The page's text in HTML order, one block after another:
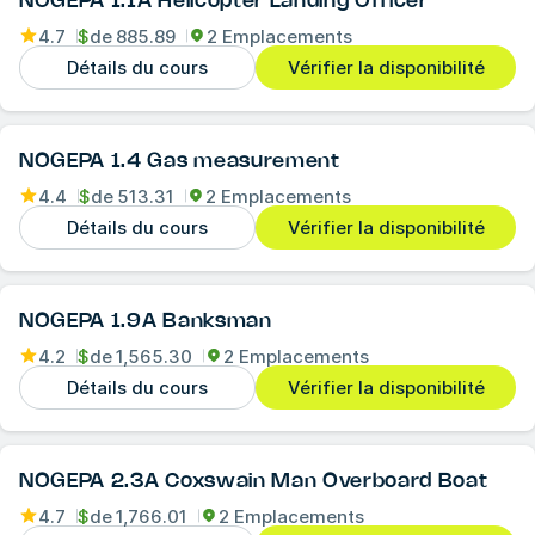
4.7 $de 885.89
2 Emplacements
Détails du cours
Vérifier la disponibilité
NOGEPA 1.4 Gas measurement
4.4 $de 513.31
2 Emplacements
Détails du cours
Vérifier la disponibilité
NOGEPA 1.9A Banksman
4.2 $de1,565.30
2 Emplacements
Détails du cours
Vérifier la disponibilité
NOGEPA 2.3A Coxswain Man Overboard Boat
4.7 $de1,766.01 2 Emplacements